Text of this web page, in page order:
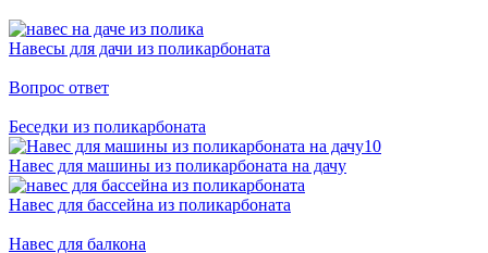
Навесы для дачи из поликарбоната
Вопрос ответ
Беседки из поликарбоната
Навес для машины из поликарбоната на дачу
Навес для бассейна из поликарбоната
Навес для балкона